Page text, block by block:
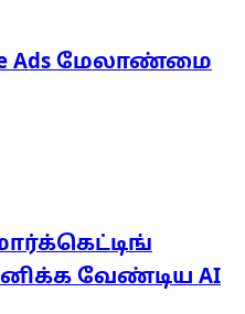
Ads மேலாண்மை
வேண்டிய AI